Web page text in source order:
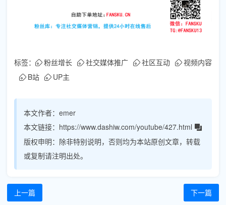
标签： 粉丝增长 社交媒体推广 社区互动
视频内容
B站
UP主
本文作者： emer
本文链接： https://www.dashiw.com/youtube/427.html
版权申明： 除非特别说明，否则均为本站原创文章，转载
或复制请注明出处。
上一篇 下一篇